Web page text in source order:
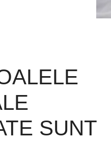
SUNT